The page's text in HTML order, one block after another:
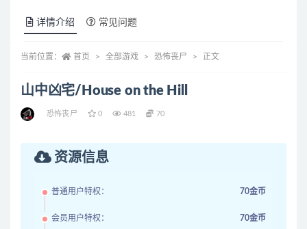
详情介绍 常见问题
当前位置： 首页 全部游戏 恐怖丧尸 正文
山中凶宅/House on the Hill
恐怖丧尸 0 481 70
资源信息
普通用户特权： 70金币
会员用户特权： 70金币